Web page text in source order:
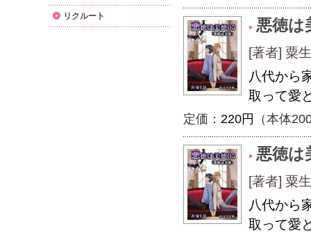
悪徳は
[著者] 粟
八代から
取って愛
定価： 220円 （本体
悪徳は
[著者] 粟
八代から
取って愛
リクルート